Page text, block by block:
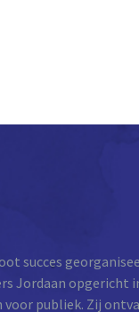
succes
Jordaan opgericht
voor publiek. Zij